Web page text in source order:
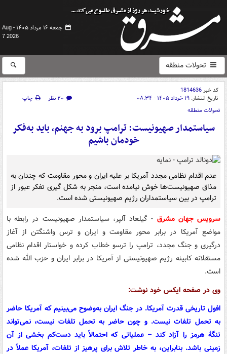
جمعه ۱۶ مرداد ۱۴۰۵ -
Aug
7 2026
تحولات منطقه
کد خبر1814636
تاریخ انتشار: ۱۹ خرداد ۱۴۰۵ - ۰۸:۳۴ ۲۰ نظر
چاپ
تحولات منطقه
سیاستمدار صهیونیست: ترامپ برود به جهنم، باید به‌فکر
خودمان باشیم
عدم اقدام نظامی مجدد آمریکا بر علیه ایران و محور مقاومت که چندان به
مذاق صهیونیست‌ها خوش نیامده است، منجر به شکل گیری تفکر عبور از
ترامپ در بین سیاستمداران رژیم صهیونیستی شده است.
سرویس جهان مشرق - گیلعاد آلپر، سیاستمدار صهیونیست در رابطه با
مواضع آمریکا در برابر محور مقاومت و ایران و ترس واشنگتن از آغاز
درگیری و جنگ مجدد، ترامپ را ترسو خطاب کرده و خواستار اقدام نظامی
مستقلانه کابینه رژیم صهیونیستی از آمریکا در برابر ایران و حزب الله شده
است.
وی در صفحه ایکس خود نوشت:
افول تاریخی قدرت آمریکا. در جنگ ایران به‌وضوح می‌بینیم که آمریکا حاضر
به تحمل تلفات نیست. و چون حاضر به تحمل تلفات نیست، نمی‌تواند
تنگهٔ هرمز را آزاد کند – عملیاتی که احتمالاً باید دست‌کم بخشی از آن
زمینی باشد. بنابراین، به خاطر تلاش برای پرهیز از تلفات، آمریکا عملاً در